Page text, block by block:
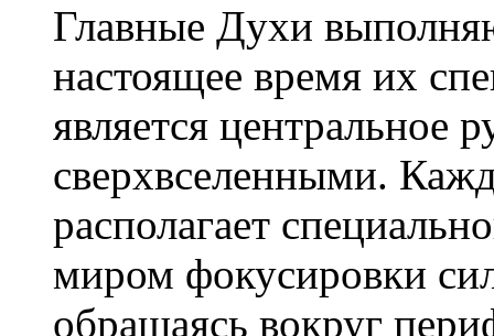
Главные Духи
настоящее время их
является центральное
сверхвселенными.
располагает
миром фокусировки
обращаясь вокруг